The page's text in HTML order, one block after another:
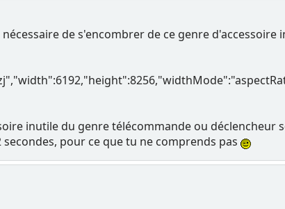
nécessaire de s'encombrer de ce genre
inutile du genre télécommande ou déclencheur
pour ce que tu ne comprends pas